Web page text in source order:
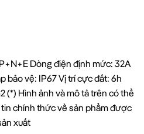
Dòng điện định mức: 32A
bảo vệ: IP67 Vị trí cực đất: 6h
(*) Hình ảnh và mô tả trên có thể
chính thức về sản phẩm được
xuất